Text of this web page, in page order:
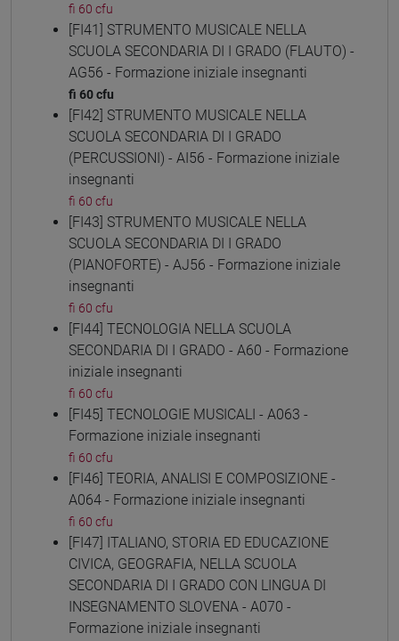
fi 60 cfu
[FI41] STRUMENTO MUSICALE NELLA
SCUOLA SECONDARIA DI I GRADO (FLAUTO) -
AG56 - Formazione iniziale insegnanti
fi 60 cfu
[FI42] STRUMENTO MUSICALE NELLA
SCUOLA SECONDARIA DI I GRADO
(PERCUSSIONI) - AI56 - Formazione iniziale
insegnanti
fi 60 cfu
[FI43] STRUMENTO MUSICALE NELLA
SCUOLA SECONDARIA DI I GRADO
(PIANOFORTE) - AJ56 - Formazione iniziale
insegnanti
fi 60 cfu
[FI44] TECNOLOGIA NELLA SCUOLA
SECONDARIA DI I GRADO - A60 - Formazione
iniziale insegnanti
fi 60 cfu
[FI45] TECNOLOGIE MUSICALI - A063 -
Formazione iniziale insegnanti
fi 60 cfu
[FI46] TEORIA, ANALISI E COMPOSIZIONE -
A064 - Formazione iniziale insegnanti
fi 60 cfu
[FI47] ITALIANO, STORIA ED EDUCAZIONE
CIVICA, GEOGRAFIA, NELLA SCUOLA
SECONDARIA DI I GRADO CON LINGUA DI
INSEGNAMENTO SLOVENA - A070 -
Formazione iniziale insegnanti